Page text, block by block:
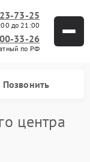
73-25
до 21:00
33-26
по РФ
Позвонить
центра